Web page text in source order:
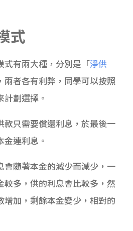
式
式有兩大種，分別是「淨供
兩者各有利弊，同學可以按照
計劃選擇。
款只需要償還利息，於最後一
金連利息。
會隨著本金的減少而減少，一
較多，供的利息會比較多，然
增加，剩餘本金變少，相對的